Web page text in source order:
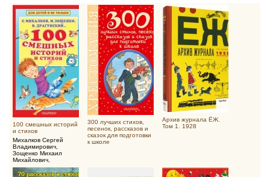
100 смешных историй
и стихов
Михалков Сергей
Владимирович
Зощенко Михаил
Михайлович
Драгунский Виктор
Юзефович
300 лучших стихов,
песенок, рассказов и
сказок для подготовки
к школе
Архив журнала ЁЖ.
Том 1. 1928